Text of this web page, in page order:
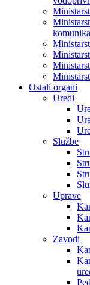
Ostali organi
Uredi
Službe
Uprave
Zavodi